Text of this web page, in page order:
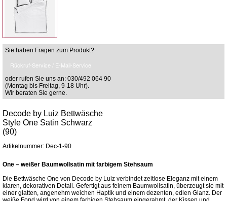
Sie haben Fragen zum Produkt?
Rückruf-Service / E-Mail-Service
oder rufen Sie uns an: 030/492 064 90
(Montag bis Freitag, 9-18 Uhr).
Wir beraten Sie gerne.
Decode by Luiz Bettwäsche
Style One Satin Schwarz
(90)
Artikelnummer: Dec-1-90
One – weißer Baumwollsatin mit farbigem Stehsaum
Die Bettwäsche One von Decode by Luiz verbindet zeitlose Eleganz mit einem
klaren, dekorativen Detail. Gefertigt aus feinem Baumwollsatin, überzeugt sie mit
einer glatten, angenehm weichen Haptik und einem dezenten, edlen Glanz. Der